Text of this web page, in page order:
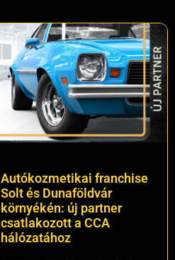
Autókozmetikai franchise
Solt és Dunaföldvár
környékén: új partner
csatlakozott a CCA
hálózatához